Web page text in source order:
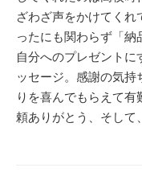
ざわざ声をかけてくれ
ったにも関わらず「納
自分へのプレゼントに
ッセージ。感謝の気
りを喜んでもらえて
頼ありがとう、そして